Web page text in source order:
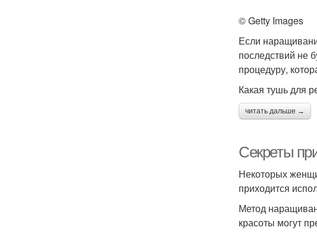
© Getty Images
Если
последствий не
процедуру,
Какая тушь для
читать дальше →
Секреты
Некоторых
приходится
Метод
красоты могут